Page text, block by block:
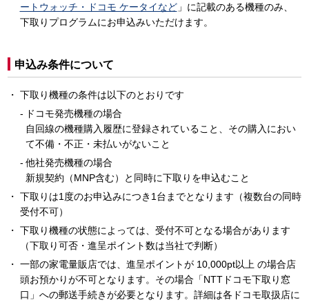
ートウォッチ・ドコモ ケータイなど」に記載のある機種のみ、
下取りプログラムにお申込みいただけます。
申込み条件について
下取り機種の条件は以下のとおりです
ドコモ発売機種の場合
自回線の機種購入履歴に登録されていること、その購入におい
て不備・不正・未払いがないこと
他社発売機種の場合
新規契約（MNP含む）と同時に下取りを申込むこと
下取りは1度のお申込みにつき1台までとなります（複数台の同時
受付不可）
下取り機種の状態によっては、受付不可となる場合があります
（下取り可否・進呈ポイント数は当社で判断）
一部の家電量販店では、進呈ポイントが 10,000pt以上 の場合店
頭お預かりが不可となります。その場合「NTTドコモ下取り窓
口」への郵送手続きが必要となります。詳細は各ドコモ取扱店に